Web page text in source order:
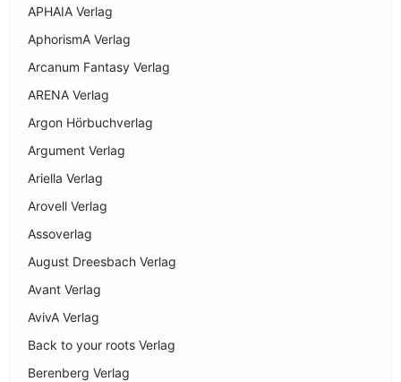
APHAIA Verlag
AphorismA Verlag
Arcanum Fantasy Verlag
ARENA Verlag
Argon Hörbuchverlag
Argument Verlag
Ariella Verlag
Arovell Verlag
Assoverlag
August Dreesbach Verlag
Avant Verlag
AvivA Verlag
Back to your roots Verlag
Berenberg Verlag